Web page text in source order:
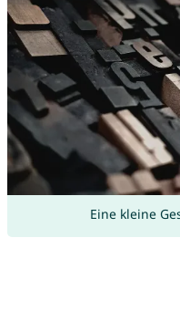
Eine kleine